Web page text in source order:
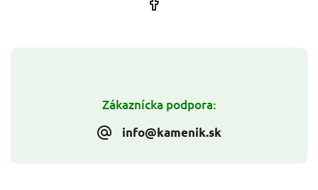
Zákaznícka podpora:
info@kamenik.sk